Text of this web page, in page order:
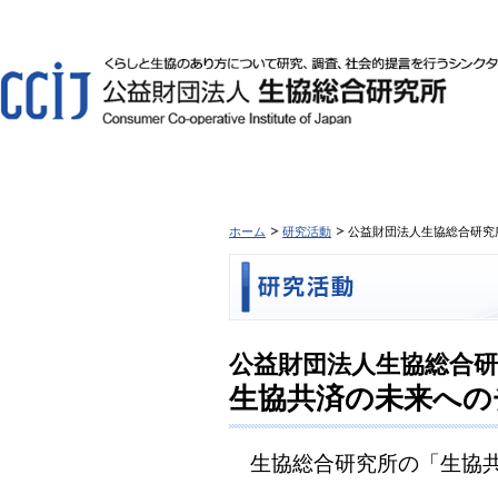
ホーム 研究活動 公益財団法人生協総合研
公益財団法人生協総合
生協共済の未来へ
生協総合研究所の「生協